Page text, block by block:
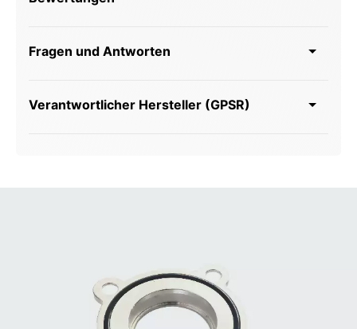
Fragen und Antworten
Verantwortlicher Hersteller (GPSR)